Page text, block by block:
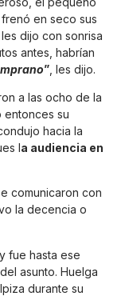
en seco sus
dijo con sonrisa
antes, habrían
” , les dijo.
a las ocho de la
entonces su
hacia la
la audiencia en
comunicaron con
la decencia o
fue hasta ese
asunto. Huelga
durante su